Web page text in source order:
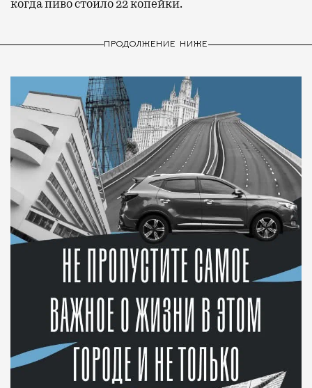
когда пиво стоило 22 копейки.
ПРОДОЛЖЕНИЕ НИЖЕ